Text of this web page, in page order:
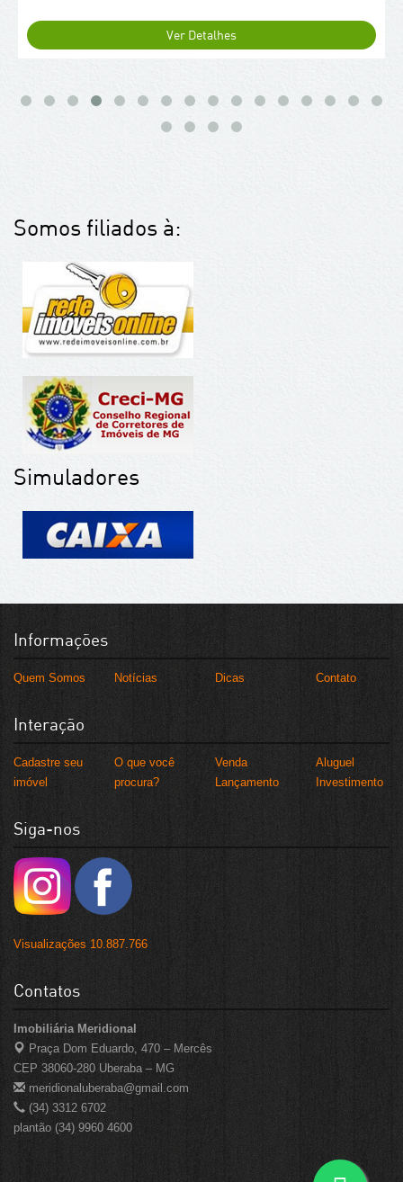
Ver Detalhes
Somos filiados à:
Simuladores
Informações
Quem Somos Notícias Dicas Contato
Interação
Cadastre seu
imóvel
O que você
procura?
Venda
Aluguel
Lançamento
Investimento
Siga-nos
Visualizações 10.887.766
Contatos
Imobiliária Meridional
Praça Dom Eduardo, 470 – Mercês
CEP 38060-280 Uberaba – MG
meridionaluberaba@gmail.com
(34) 3312 6702
plantão (34) 9960 4600